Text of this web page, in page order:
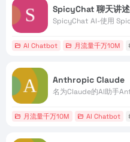
SpicyChat 聊天讲述
SpicyChat AI-使用
AI Chatbot 月流量千万10M
Anthropic Claude
名为Claude的AI助手
月流量千万10M AI Chatbot